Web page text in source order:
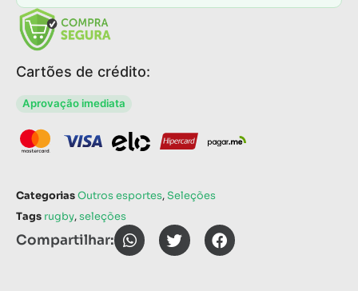
Cartões de crédito:
Aprovação imediata
CategoriasOutros esportes,Seleções
Tags rugby,seleções
Compartilhar: